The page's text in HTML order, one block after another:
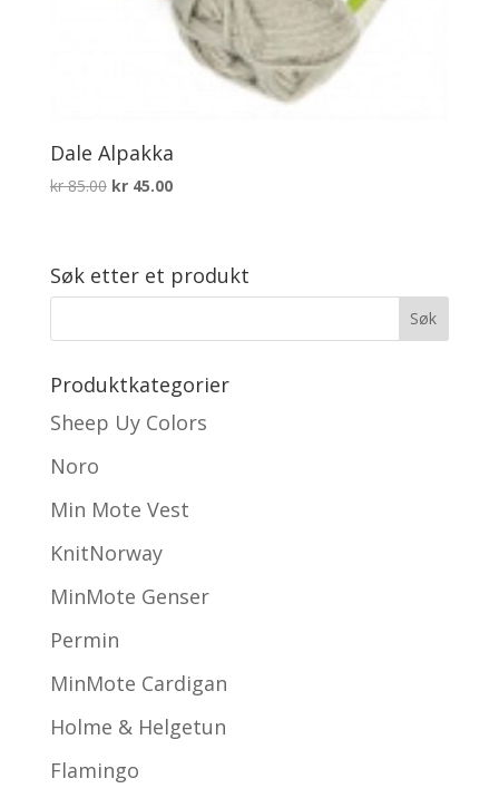
Dale Alpakka
kr85.00 Opprinnelig
kr45.00Nåværende
Søk etter et produkt
Produktkategorier
Sheep Uy Colors
Noro
Min Mote Vest
KnitNorway
MinMote Genser
Permin
MinMote Cardigan
Holme & Helgetun
Flamingo